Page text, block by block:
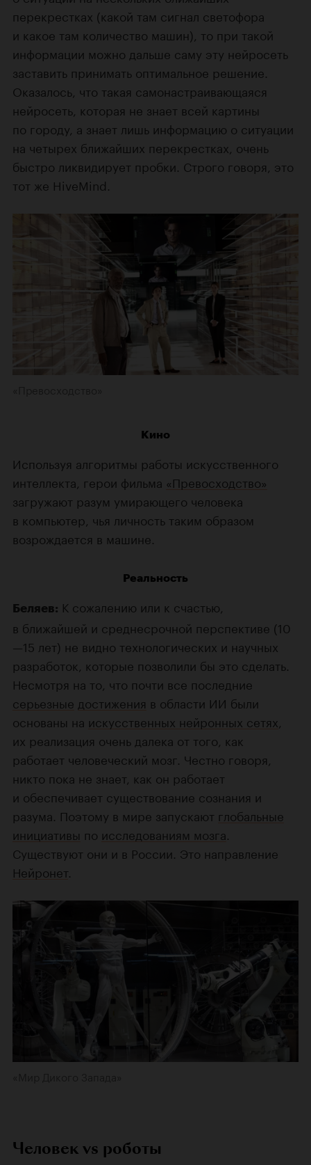
перекрестках (какой там сигнал светофора
и какое там количество машин), то при такой
информации можно дальше саму эту нейросеть
заставить принимать оптимальное решение.
Оказалось, что такая самонастраивающаяся
нейросеть, которая не знает всей картины
по городу, а знает лишь информацию о ситуации
на четырех ближайших перекрестках, очень
быстро ликвидирует пробки. Строго говоря, это
тот же HiveMind.
Кино
Используя алгоритмы работы искусственного
интеллекта, герои фильма «Превосходство»
загружают разум умирающего человека
в компьютер, чья личность таким образом
возрождается в машине.
Реальность
Беляев: К сожалению или к счастью,
в ближайшей и среднесрочной перспективе (10
—15 лет) не видно технологических и научных
разработок, которые позволили бы это сделать.
Несмотря на то, что почти все последние
серьезные достижения в области ИИ были
основаны на искусственных нейронных сетях
их реализация очень далека от того, как
работает человеческий мозг. Честно говоря,
никто пока не знает, как он работает
и обеспечивает существование сознания и
разума. Поэтому в мире запускают глобальные
инициативы по исследованиям мозга
Существуют они и в России. Это направление
Нейронет
Человек vs роботы